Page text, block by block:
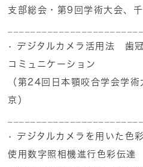
支部総会・第9回学術大会、
• デジタルカメラ活用法 歯
コミュニケーション
（第24回日本顎咬合学会
京）
• デジタルカメラを用いた色
使用数字照相機進行色彩伝達